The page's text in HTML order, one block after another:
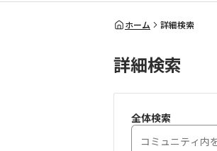
Instagram
SPICE&HERB
使い方ガイド
ホーム 詳細検索
詳細検索
全体検索